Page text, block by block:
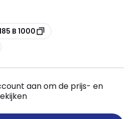
B 1000
aan om de prijs- en